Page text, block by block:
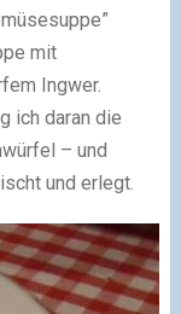
mit
Ingwer.
ich daran die
– und
und erlegt.